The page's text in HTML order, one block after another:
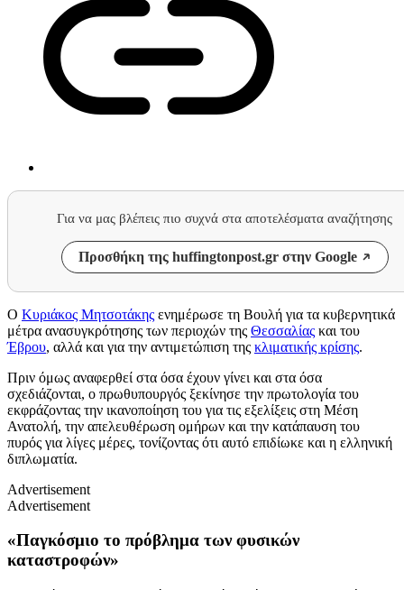
Για να μας βλέπεις πιο συχνά στα αποτελέσματα αναζήτησης
Προσθήκη της huffingtonpost.gr στην Google
Ο Κυριάκος Μητσοτάκης ενημέρωσε τη Βουλή για τα κυβερνητικά
μέτρα ανασυγκρότησης των περιοχών της Θεσσαλίας και του
Έβρου, αλλά και για την αντιμετώπιση της κλιματικής κρίσης.
Πριν όμως αναφερθεί στα όσα έχουν γίνει και στα όσα
σχεδιάζονται, ο πρωθυπουργός ξεκίνησε την πρωτολογία του
εκφράζοντας την ικανοποίηση του για τις εξελίξεις στη Μέση
Ανατολή, την απελευθέρωση ομήρων και την κατάπαυση του
πυρός για λίγες μέρες, τονίζοντας ότι αυτό επιδίωκε και η ελληνική
διπλωματία.
Advertisement
Advertisement
«Παγκόσμιο το πρόβλημα των φυσικών
καταστροφών»